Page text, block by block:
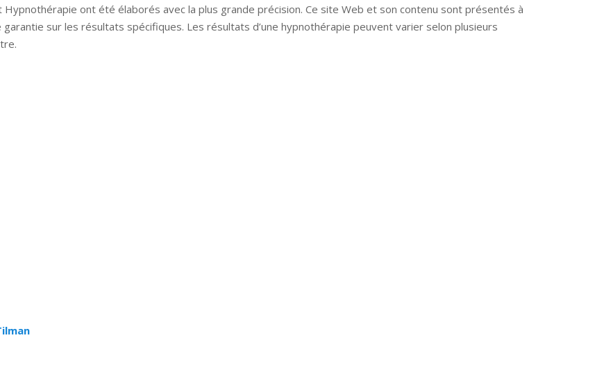
ont été élaborés avec la plus grande précision. Ce site Web et son contenu sont présentés à
sur les résultats spécifiques. Les résultats d’une hypnothérapie peuvent varier selon plusieurs